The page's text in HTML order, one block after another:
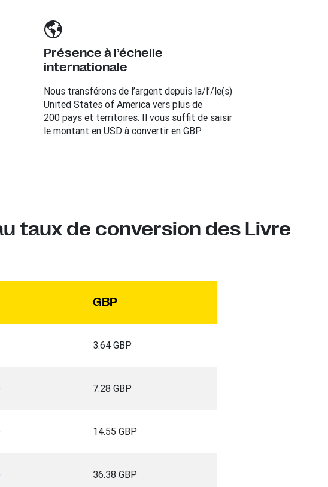
Présence à l’échelle
internationale
Nous transférons de l’argent depuis la/l’/le(s)
United States of America vers plus de
200 pays et territoires. Il vous suffit de saisir
le montant en USD à convertir en GBP.
taux de conversion des Livre
GBP
3.64 GBP
7.28 GBP
14.55 GBP
36.38 GBP